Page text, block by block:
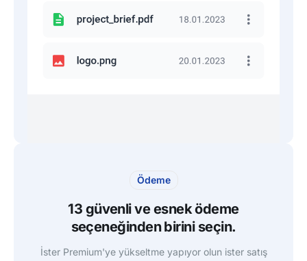
Ödeme
13 güvenli ve esnek ödeme
seçeneğinden birini seçin.
İster Premium'ye yükseltme yapıyor olun ister satış